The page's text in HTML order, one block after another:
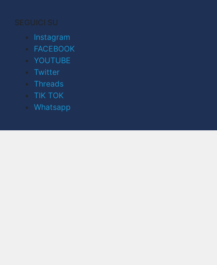
SEGUICI SU
Instagram
FACEBOOK
YOUTUBE
Twitter
Threads
TIK TOK
Whatsapp